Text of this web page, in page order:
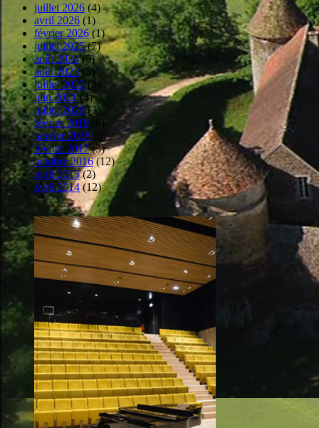
juillet 2026 (4)
avril 2026 (1)
février 2026 (1)
juillet 2025(7)
août 2024(5)
août 2023(5)
juillet 2022(8)
juin 2021(4)
juillet 2020(3)
février 2019 (6)
janvier 2018 (6)
février 2017(3)
octobre 2016(12)
avril 2015(2)
avril 2014 (12)